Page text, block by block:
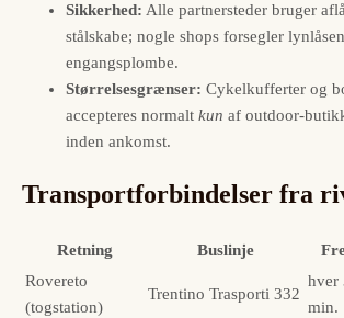
Sikkerhed: Alle partnersteder bruger
stålskabe; nogle shops forsegler
engangsplombe.
Størrelsesgrænser: Cykelkufferter og
accepteres normalt kun af outdoor-
inden ankomst.
Transportforbindelser fra
Retning Buslinje
Rovereto
(togstation)
Trentino Trasporti 332
hver
min.